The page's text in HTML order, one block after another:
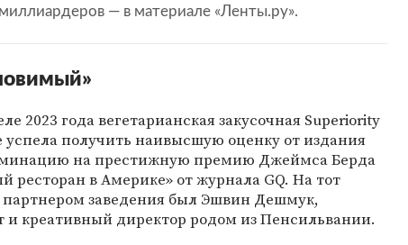
— в материале «Ленты.ру».
2023 года вегетарианская закусочная Superiority
получить наивысшую оценку от издания
на престижную премию Джеймса Берда
в Америке» от журнала GQ. На тот
заведения был Эшвин Дешмук,
и креативный директор родом из Пенсильвании.